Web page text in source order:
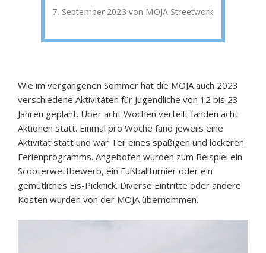
Veröffentlicht
7. September 2023 von MOJA Streetwork
Wie im vergangenen Sommer hat die MOJA auch 2023
verschiedene Aktivitäten für Jugendliche von 12 bis 23
Jahren geplant. Über acht Wochen verteilt fanden acht
Aktionen statt. Einmal pro Woche fand jeweils eine
Aktivität statt und war Teil eines spaßigen und lockeren
Ferienprogramms. Angeboten wurden zum Beispiel ein
Scooterwettbewerb, ein Fußballturnier oder ein
gemütliches Eis-Picknick. Diverse Eintritte oder andere
Kosten wurden von der MOJA übernommen.